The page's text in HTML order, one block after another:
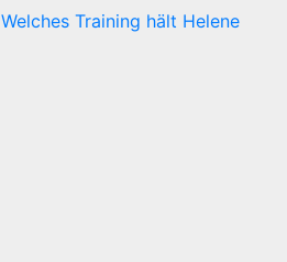
Welches Training hält Helene